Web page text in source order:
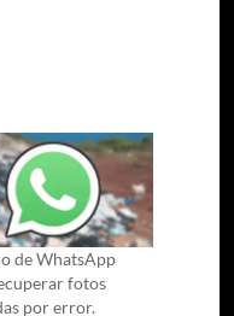
de WhatsApp
fotos
por error.